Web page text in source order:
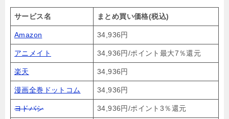
サービス名 まとめ買い価格(税込)
Amazon 34,936円
アニメイト 34,936円/ポイント最大7％還元
楽天 34,936円
漫画全巻ドットコム 34,936円
ヨドバシ 34,936円/ポイント3％還元